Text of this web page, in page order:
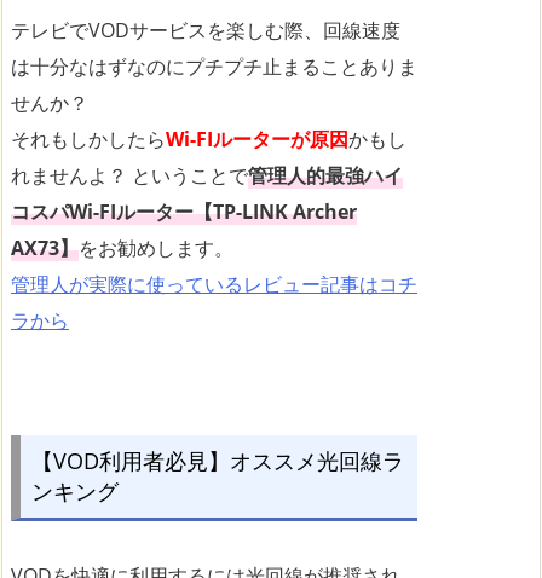
テレビでVODサービスを楽しむ際、回線速度
は十分なはずなのにプチプチ止まることありま
せんか？
それもしかしたらWi-FIルーターが原因かもし
れませんよ？ ということで管理人的最強ハイ
コスパWi-FIルーター【TP-LINK Archer
AX73】をお勧めします。
管理人が実際に使っているレビュー記事はコチ
ラから
【VOD利用者必見】オススメ光回線ラ
ンキング